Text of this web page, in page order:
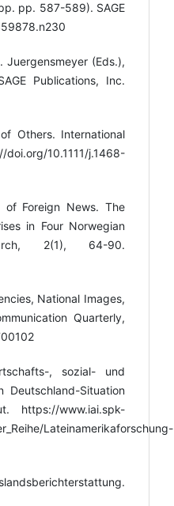
pp. 587-589). SAGE
Juergensmeyer (Eds.),
Publications, Inc.
Others. International
10.1111/j.1468-
Foreign News. The
in Four Norwegian
2(1), 64-90.
National Images,
Quarterly,
, sozial- und
Deutschland-Situation
https://www.iai.spk-
Lateinamerikaforschung-